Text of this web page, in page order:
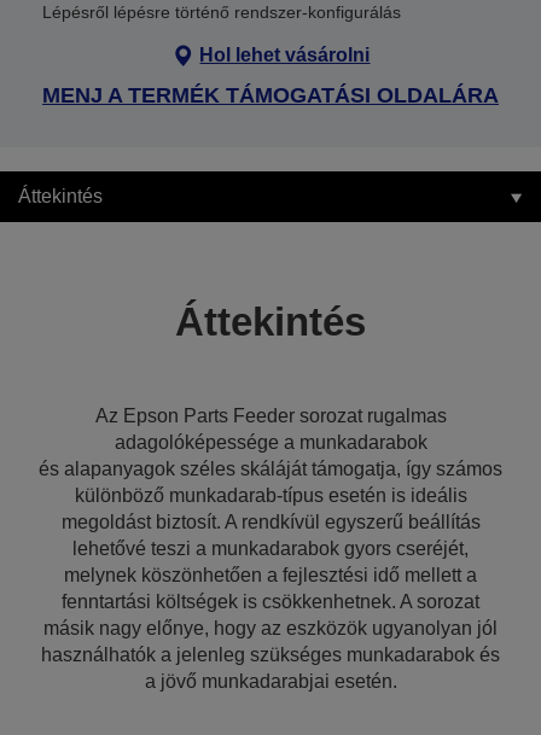
Lépésről lépésre történő rendszer-konfigurálás
Hol lehet vásárolni
MENJ A TERMÉK TÁMOGATÁSI OLDALÁRA
Áttekintés
Áttekintés
Az Epson Parts Feeder sorozat rugalmas
adagolóképessége a munkadarabok
és alapanyagok széles skáláját támogatja, így számos
különböző munkadarab-típus esetén is ideális
megoldást biztosít. A rendkívül egyszerű beállítás
lehetővé teszi a munkadarabok gyors cseréjét,
melynek köszönhetően a fejlesztési idő mellett a
fenntartási költségek is csökkenhetnek. A sorozat
másik nagy előnye, hogy az eszközök ugyanolyan jól
használhatók a jelenleg szükséges munkadarabok és
a jövő munkadarabjai esetén.